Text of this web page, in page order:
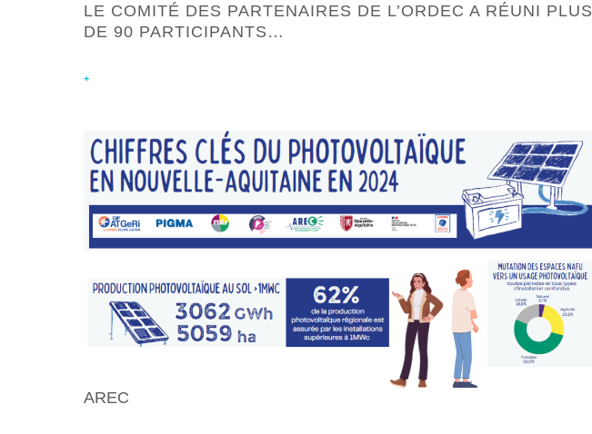
LE COMITÉ DES PARTENAIRES DE L’ORDEC A RÉUNI PLUS
DE 90 PARTICIPANTS…
+
AREC